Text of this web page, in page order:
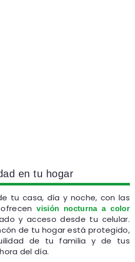
en tu hogar
tu casa, día y noche, con las
ofrecenvisión nocturna a color
y acceso desde tu celular.
de tu hogar está protegido,
de tu familia y de tus
del día.